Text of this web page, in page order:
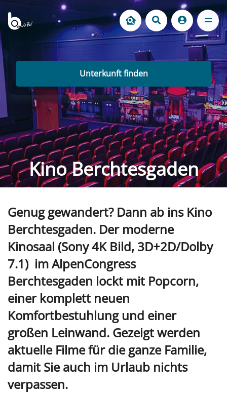
Unterkunft finden
Kino Berchtesgaden
Genug gewandert? Dann ab ins Kino
Berchtesgaden. Der moderne
Kinosaal (Sony 4K Bild, 3D+2D/Dolby
7.1) im AlpenCongress
Berchtesgaden lockt mit Popcorn,
einer komplett neuen
Komfortbestuhlung und einer
großen Leinwand. Gezeigt werden
aktuelle Filme für die ganze Familie,
damit Sie auch im Urlaub nichts
verpassen.